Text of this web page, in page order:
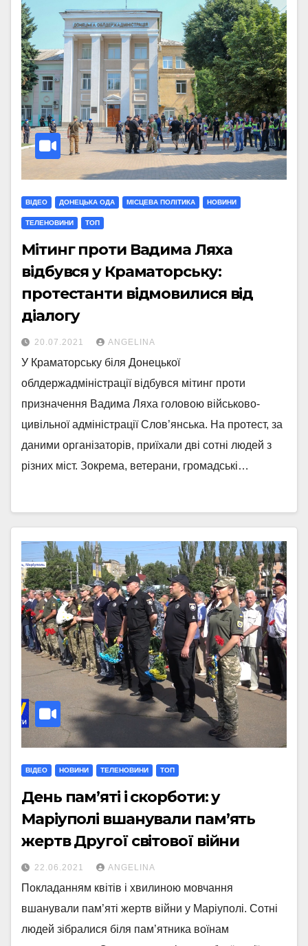
ВІДЕО ДОНЕЦЬКА ОДА МIСЦЕВА ПОЛIТИКА НОВИНИ
ТЕЛЕНОВИНИ ТОП
Мітинг проти Вадима Ляха
відбувся у Краматорську:
протестанти відмовилися від
діалогу
20.07.2021 ANGELINA
У Краматорську біля Донецької
облдержадміністрації відбувся мітинг проти
призначення Вадима Ляха головою військово-
цивільної адміністрації Слов’янська. На протест, за
даними організаторів, приїхали дві сотні людей з
різних міст. Зокрема, ветерани, громадські…
ВІДЕО НОВИНИ ТЕЛЕНОВИНИ ТОП
День пам’яті і скорботи: у
Маріуполі вшанували пам’ять
жертв Другої світової війни
22.06.2021 ANGELINA
Покладанням квітів і хвилиною мовчання
вшанували пам’яті жертв війни у Маріуполі. Сотні
людей зібралися біля пам’ятника воїнам